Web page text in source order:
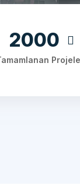
Tamamlanan Projeler